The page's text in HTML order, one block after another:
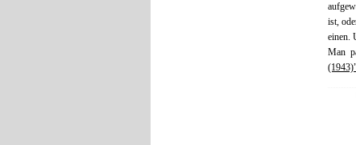
ist,
einen.
Man